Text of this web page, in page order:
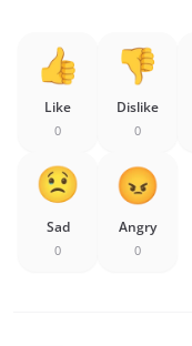
Like
0
Dislike
0
Sad
0
Angry
0